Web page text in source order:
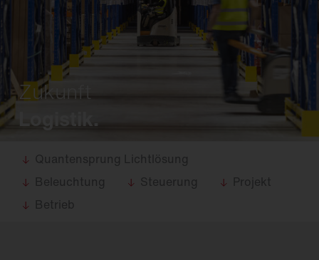
Zukunft
Logistik.
Quantensprung Lichtlösung
Beleuchtung
Steuerung
Projekt
Betrieb